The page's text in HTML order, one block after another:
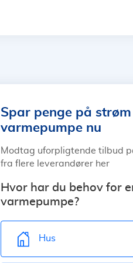
Spar penge på
varmepumpe nu
Modtag uforpligtende tilbud
fra flere leverandører her
Hvor har du behov for
varmepumpe?
Hus